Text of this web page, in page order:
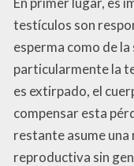
testículos son
esperma como de
particularmente la
es extirpado, el
compensar esta
restante asume
reproductiva sin